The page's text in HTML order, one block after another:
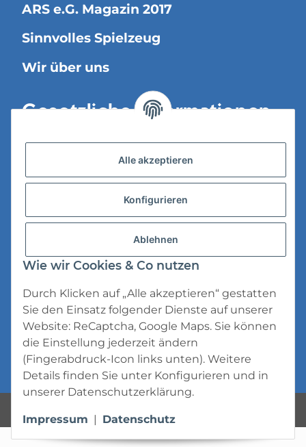
ARS e.G. Magazin 2017
Sinnvolles Spielzeug
Wir über uns
Gesetzliche Informationen
Versandinformationen
Datenschutz
Impressum
* Alle Preise inkl. gesetzlicher USt., zzgl.
Versand
Alle akzeptieren
Konfigurieren
Ablehnen
Wie wir Cookies & Co nutzen
Durch Klicken auf „Alle akzeptieren“ gestatten
Sie den Einsatz folgender Dienste auf unserer
Website: ReCaptcha, Google Maps. Sie können
die Einstellung jederzeit ändern
(Fingerabdruck-Icon links unten). Weitere
Details finden Sie unter Konfigurieren und in
unserer Datenschutzerklärung.
Impressum | Datenschutz